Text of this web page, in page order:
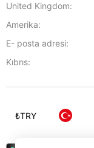
United Kingdom:
Amerika:
E- posta adresi:
Kıbrıs:
₺TRY